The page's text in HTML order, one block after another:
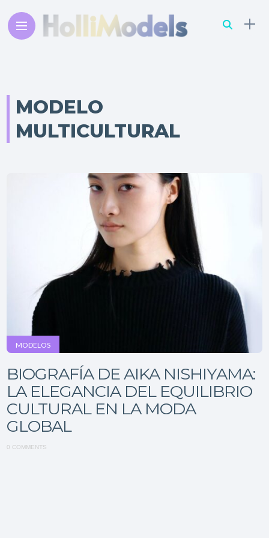
MODELO
MULTICULTURAL
MODELOS
BIOGRAFÍA DE AIKA NISHIYAMA:
LA ELEGANCIA DEL EQUILIBRIO
CULTURAL EN LA MODA
GLOBAL
0 COMMENTS